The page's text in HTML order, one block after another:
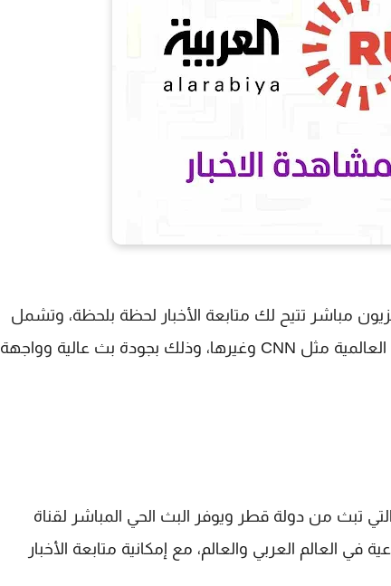
مباشر تتيح لك متابعة الأخبار لحظة بلحظة، وتشمل
القنوات العربية مثل الجزيرة و وقناة العربية، إضافة إلى القنوات العالمية مثل CNN وغيرها، وذلك بجودة بث عالية وواجهة
التي تبث من دولة قطر ويوفر البث الحي المباشر لقناة
العالم العربي والعالم، مع إمكانية متابعة الأخبار